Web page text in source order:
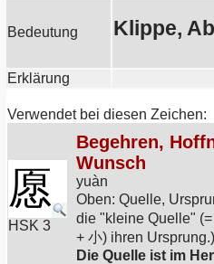
Bedeutung Klippe,
Erklärung
Verwendet bei diesen Zeichen:
愿
HSK 3
Begehren,
Wunsch
yuàn
Oben: Quelle,
die "kleine Quelle"
+ 小) ihren
Die Quelle ist im